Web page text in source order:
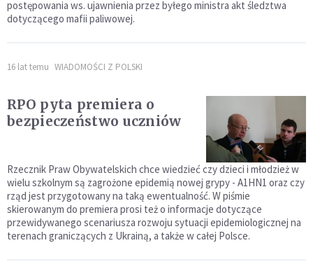
postępowania ws. ujawnienia przez byłego ministra akt śledztwa
dotyczącego mafii paliwowej.
16 lat temu WIADOMOŚCI Z POLSKI
RPO pyta premiera o
bezpieczeństwo uczniów
Rzecznik Praw Obywatelskich chce wiedzieć czy dzieci i młodzież w
wielu szkolnym są zagrożone epidemią nowej grypy - A1HN1 oraz czy
rząd jest przygotowany na taką ewentualność. W piśmie
skierowanym do premiera prosi też o informacje dotyczące
przewidywanego scenariusza rozwoju sytuacji epidemiologicznej na
terenach graniczących z Ukrainą, a także w całej Polsce.